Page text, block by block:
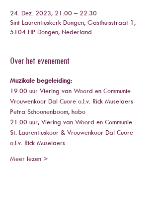
24. Dez. 2023, 21:00 – 22:30
Sint Laurentiuskerk Dongen, Gasthuisstraat 1,
5104 HP Dongen, Nederland
Over het evenement
Muzikale begeleiding:
19.00 uur Viering van Woord en Communie
Vrouwenkoor Dal Cuore o.l.v. Rick Muselaers
Petra Schoonenboom, hobo
21.00 uur, Viering van Woord en Communie
St. Laurentiuskoor & Vrouwenkoor Dal Cuore
o.l.v. Rick Muselaers
Meer lezen >